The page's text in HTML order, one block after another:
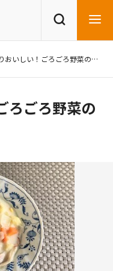
レシピを探す
ほっこりおいしい！ごろごろ野菜の豆乳スープのレシピ
ろごろ野菜の